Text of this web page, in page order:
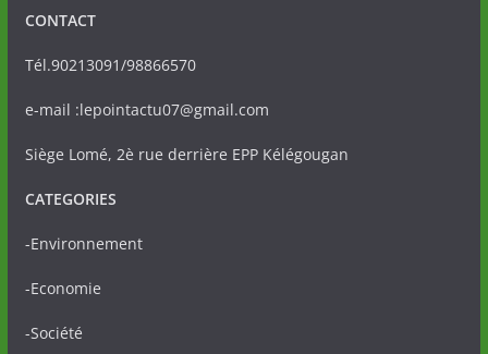
CONTACT
Tél.90213091/98866570
e-mail :lepointactu07@gmail.com
Siège Lomé, 2è rue derrière EPP Kélégougan
CATEGORIES
-Environnement
-Economie
-Société